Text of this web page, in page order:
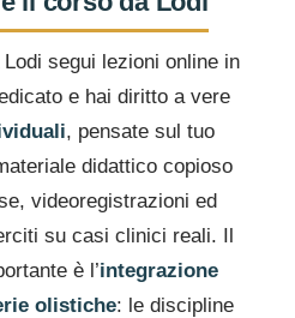
segui lezioni online in
e hai diritto a vere
, pensate sul tuo
didattico copioso
videoregistrazioni ed
su casi clinici reali. Il
è l’integrazione
olistiche: le discipline